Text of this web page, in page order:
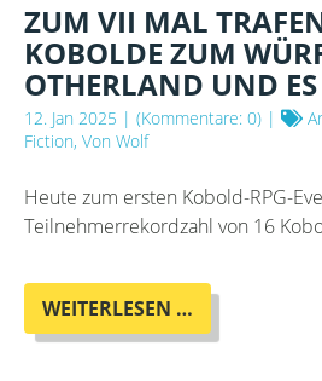
ZUM VII MAL
KOBOLDE ZUM
OTHERLAND UND
12. Jan 2025 | (Kommentare: 0) |
Fiction, Von Wolf
Heute zum ersten Kobold-RPG-
Teilnehmerrekordzahl von 16
WEITERLESEN …
VII